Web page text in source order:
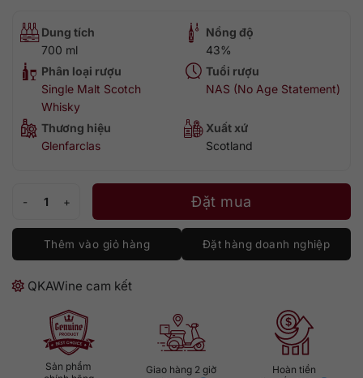
Dung tích
700 ml
Nồng độ
43%
Phân loại rượu
Single Malt Scotch
Whisky
Tuổi rượu
NAS (No Age Statement)
Thương hiệu
Glenfarclas
Xuất xứ
Scotland
Đặt mua
Thêm vào giỏ hàng Đặt hàng doanh nghiệp
QKAWine cam kết
Sản phẩm
Giao hàng 2 giờ
Hoàn tiền